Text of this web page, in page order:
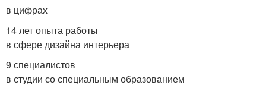
в цифрах
14 лет опыта работы
в сфере дизайна интерьера
9 специалистов
в студии со специальным образованием